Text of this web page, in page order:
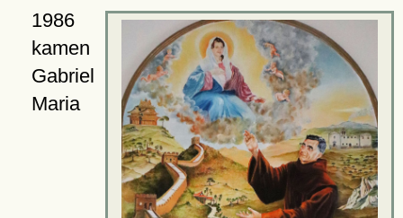
1986
kamen
Gabriel
Maria